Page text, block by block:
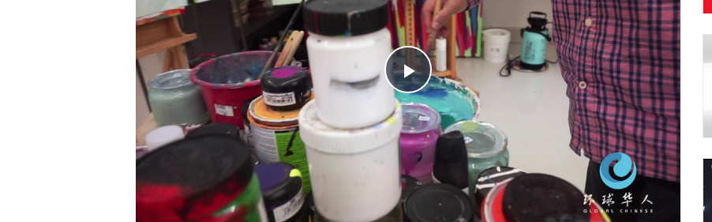
Play
Video